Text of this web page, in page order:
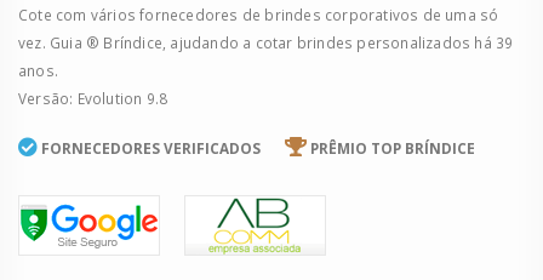
Cote com vários fornecedores de brindes corporativos de uma só
vez. Guia ® Bríndice, ajudando a cotar brindes personalizados há 39
anos.
Versão: Evolution 9.8
FORNECEDORES VERIFICADOS PRÊMIO TOP BRÍNDICE